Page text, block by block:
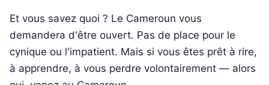
Et vous savez quoi ? Le Cameroun vous
demandera d'être ouvert. Pas de place pour le
cynique ou l'impatient. Mais si vous êtes prêt à rire,
à apprendre, à vous perdre volontairement — alors